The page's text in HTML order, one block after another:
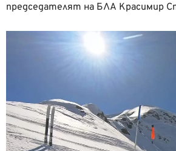
председателят на БЛА Красимир